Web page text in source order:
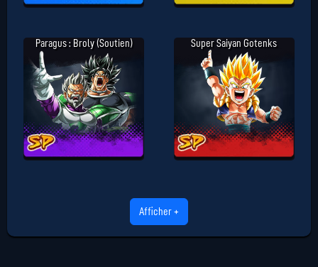
Paragus : Broly (Soutien) Super Saiyan Gotenks
Afficher +